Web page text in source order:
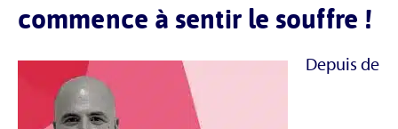
commence à sentir le souffre !
Depuis de